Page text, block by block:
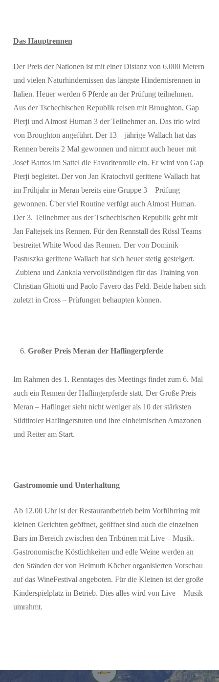
Das Hauptrennen
Der Preis der Nationen ist mit einer Distanz von 6.000 Metern
und vielen Naturhindernissen das längste Hindernisrennen in
Italien. Heuer werden 6 Pferde an der Prüfung teilnehmen.
Aus der Tschechischen Republik reisen mit Broughton, Gap
Pierji und Almost Human 3 der Teilnehmer an. Das trio wird
von Broughton angeführt. Der 13 – jährige Wallach hat das
Rennen bereits 2 Mal gewonnen und nimmt auch heuer mit
Josef Bartos im Sattel die Favoritenrolle ein. Er wird von Gap
Pierji begleitet. Der von Jan Kratochvil gerittene Wallach hat
im Frühjahr in Meran bereits eine Gruppe 3 – Prüfung
gewonnen. Über viel Routine verfügt auch Almost Human.
Der 3. Teilnehmer aus der Tschechischen Republik geht mit
Jan Faltejsek ins Rennen. Für den Rennstall des Rössl Teams
bestreitet White Wood das Rennen. Der von Dominik
Pastuszka gerittene Wallach hat sich heuer stetig gesteigert.
Zubiena und Zankala vervollständigen für das Training von
Christian Ghiotti und Paolo Favero das Feld. Beide haben sich
zuletzt in Cross – Prüfungen behaupten können.
Großer Preis Meran der Haflingerpferde
Im Rahmen des 1. Renntages des Meetings findet zum 6. Mal
auch ein Rennen der Haflingerpferde statt. Der Große Preis
Meran – Haflinger sieht nicht weniger als 10 der stärksten
Südtiroler Haflingerstuten und ihre einheimischen Amazonen
und Reiter am Start.
Gastromomie und Unterhaltung
Ab 12.00 Uhr ist der Restaurantbetrieb beim Vorführring mit
kleinen Gerichten geöffnet, geöffnet sind auch die einzelnen
Bars im Bereich zwischen den Tribünen mit Live – Musik.
Gastronomische Köstlichkeiten und edle Weine werden an
den Ständen der von Helmuth Köcher organisierten Vorschau
auf das WineFestival angeboten. Für die Kleinen ist der große
Kinderspielplatz in Betrieb. Dies alles wird von Live – Musik
umrahmt.